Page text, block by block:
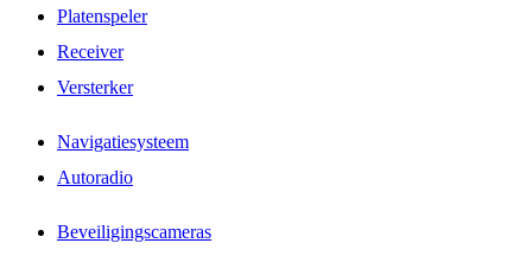
Platenspeler
Receiver
Versterker
Navigatiesysteem
Autoradio
Beveiligingscameras